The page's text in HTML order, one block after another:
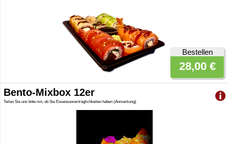
Bestellen
28,00 €
Bento-Mixbox 12er
Teilen Sie uns bitte mit, ob Sie Essensunverträglichkeiten haben (Anmerkung)